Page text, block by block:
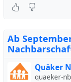
Ab
Quäker
quaeker-